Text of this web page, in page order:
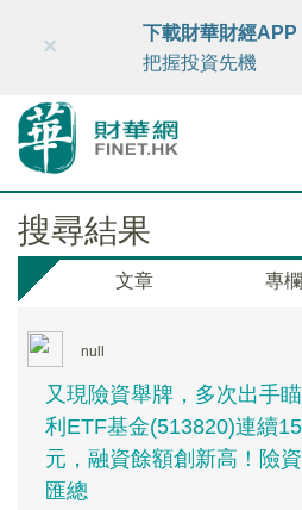
財華智庫網 FINTV
×
下載財華財經APP
把握投資先機
搜尋結果
文章 專欄
null
又現險資舉牌，多次出手
利ETF基金(513820)連續
元，融資餘額創新高！險
匯總